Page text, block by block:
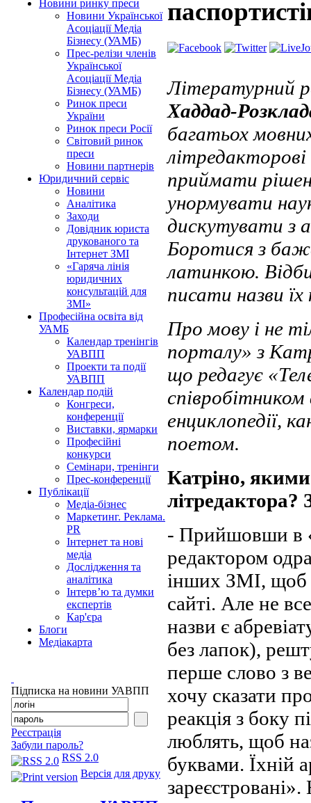
Новини ринку преси
Новини Української
Асоціації Медіа
Бізнесу (УАМБ)
Прес-релізи членів
Української
Асоціації Медіа
Бізнесу (УАМБ)
Ринок преси
України
Ринок преси Росії
Світовий ринок
преси
Новини партнерів
Юридичний сервіс
Новини
Аналітика
Заходи
Довідник юриста
друкованого та
Інтернет ЗМІ
«Гаряча лінія
юридичних
консультацій для
ЗМІ»
Професійна освіта від
УАМБ
Календар тренінгів
УАВПП
Проекти та події
УАВПП
Календар подій
Конгреси,
конференції
Виставки, ярмарки
Професійні
конкурси
Семінари, тренінги
Прес-конференції
Публікації
Медіа-бізнес
Маркетинг. Реклама.
PR
Інтернет та нові
медіа
Дослідження та
аналітика
Інтерв’ю та думки
експертів
Кар'єра
Блоги
Медіакарта
Підписка на новини УАВПП
Реєстрація
Забули пароль?
RSS 2.0
Версія для друку
Літературний
Хаддад-
багатьох
приймати
унормувати
дискутувати з
Боротися з
латинкою.
писати назви
Про мову і не
порталу» з
що редагує
співробітником
енциклопедії,
поетом.
Катріно, якими
літредактора?
- Прийшовши в
редактором
інших ЗМІ, щоб
сайті. Але не
назви є
без лапок),
перше слово з
хочу сказати
реакція з боку
люблять, щоб
буквами. Їхній